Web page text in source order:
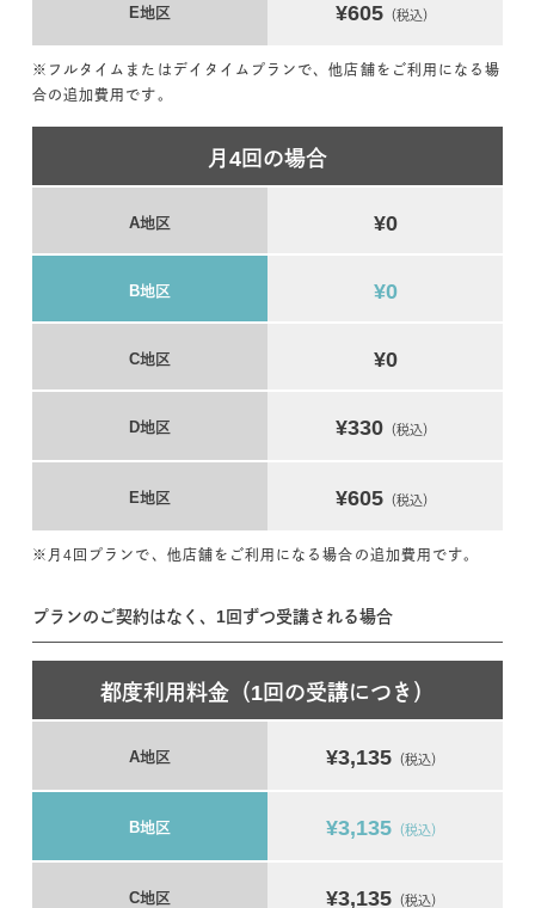
E地区 ¥605（税込）
※フルタイムまたはデイタイムプランで、他店舗をご利用になる場
合の追加費用です。
月4回の場合
A地区 ¥0
B地区 ¥0
C地区 ¥0
D地区 ¥330（税込）
E地区 ¥605（税込）
※月4回プランで、他店舗をご利用になる場合の追加費用です。
プランのご契約はなく、1回ずつ受講される場合
都度利用料金（1回の受講につき）
A地区 ¥3,135 （税込）
B地区 ¥3,135 （税込）
C地区 ¥3,135 （税込）